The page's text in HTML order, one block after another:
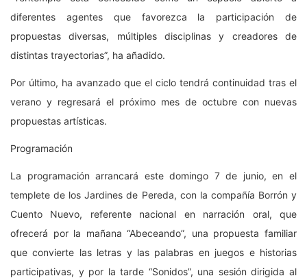
diferentes agentes que favorezca la participación de
propuestas diversas, múltiples disciplinas y creadores de
distintas trayectorias”, ha añadido.
Por último, ha avanzado que el ciclo tendrá continuidad tras el
verano y regresará el próximo mes de octubre con nuevas
propuestas artísticas.
Programación
La programación arrancará este domingo 7 de junio, en el
templete de los Jardines de Pereda, con la compañía Borrón y
Cuento Nuevo, referente nacional en narración oral, que
ofrecerá por la mañana “Abeceando”, una propuesta familiar
que convierte las letras y las palabras en juegos e historias
participativas, y por la tarde “Sonidos”, una sesión dirigida al